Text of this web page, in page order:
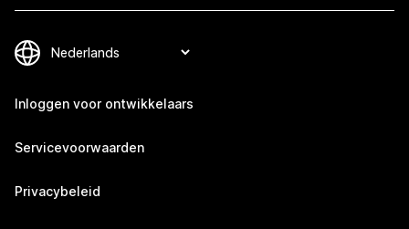
Inloggen voor ontwikkelaars
Servicevoorwaarden
Privacybeleid